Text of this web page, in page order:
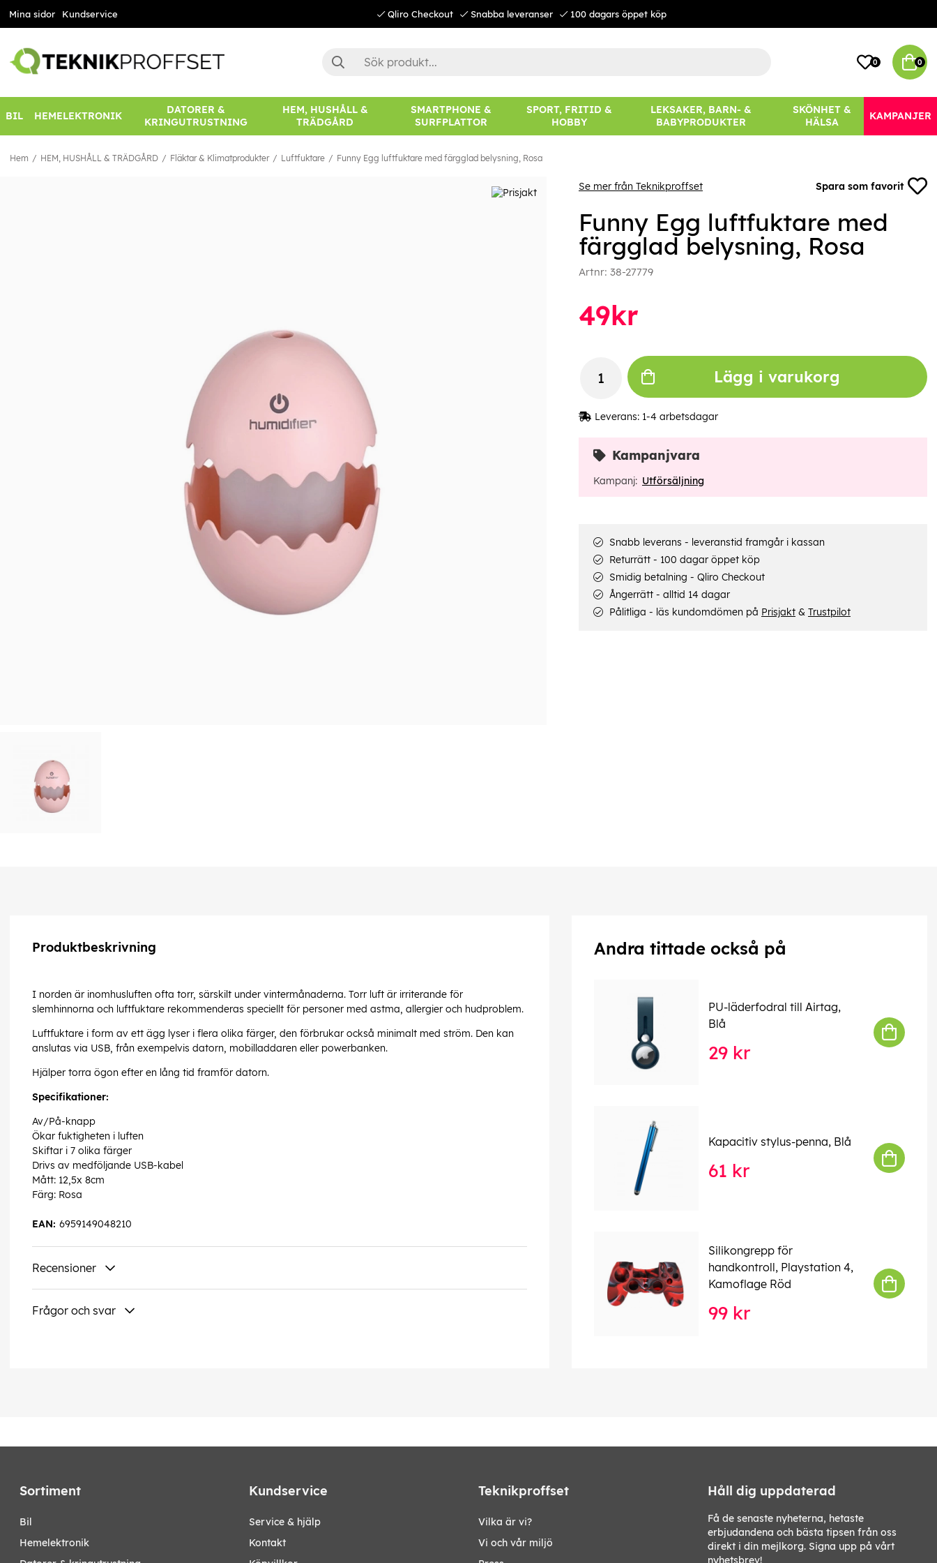
Mina sidor Kundservice Qliro Checkout Snabba leveranser 100 dagars öppet köp
0 0
BIL HEMELEKTRONIK
DATORER &
KRINGUTRUSTNING
HEM, HUSHÅLL &
TRÄDGÅRD
SMARTPHONE &
SURFPLATTOR
SPORT, FRITID &
HOBBY
LEKSAKER, BARN- &
BABYPRODUKTER
SKÖNHET &
HÄLSA
KAMPANJER
Hem HEM, HUSHÅLL & TRÄDGÅRD Fläktar & Klimatprodukter Luftfuktare Funny Egg luftfuktare med färgglad belysning, Rosa
Se mer från Teknikproffset Spara som favorit
Funny Egg luftfuktare med
färgglad belysning, Rosa
Artnr: 38-27779
49kr
Lägg i varukorg
Leverans: 1-4 arbetsdagar
Kampanjvara
Kampanj: Utförsäljning
Snabb leverans - leveranstid framgår i kassan
Returrätt - 100 dagar öppet köp
Smidig betalning - Qliro Checkout
Ångerrätt - alltid 14 dagar
Pålitliga - läs kundomdömen på Prisjakt& Trustpilot
Produktbeskrivning
I norden är inomhusluften ofta torr, särskilt under vintermånaderna. Torr luft är irriterande för
slemhinnorna och luftfuktare rekommenderas speciellt för personer med astma, allergier och hudproblem.
Luftfuktare i form av ett ägg lyser i flera olika färger, den förbrukar också minimalt med ström. Den kan
anslutas via USB, från exempelvis datorn, mobilladdaren eller powerbanken.
Hjälper torra ögon efter en lång tid framför datorn.
Specifikationer:
Av/På-knapp
Ökar fuktigheten i luften
Skiftar i 7 olika färger
Drivs av medföljande USB-kabel
Mått: 12,5x 8cm
Färg: Rosa
6959149048210
EAN:
Recensioner
Frågor och svar
Andra tittade också på
PU-läderfodral till Airtag,
Blå
29 kr
Kapacitiv stylus-penna, Blå
61 kr
Silikongrepp för
handkontroll, Playstation 4,
Kamoflage Röd
99 kr
Sortiment
bil
hemelektronik
Kundservice
Service & hjälp
Kontakt
Teknikproffset
Vilka är vi?
Vi och vår miljö
Håll dig uppdaterad
Få de senaste nyheterna, hetaste
erbjudandena och bästa tipsen från oss
direkt i din mejlkorg. Signa upp på vårt
nyhetsbrev!